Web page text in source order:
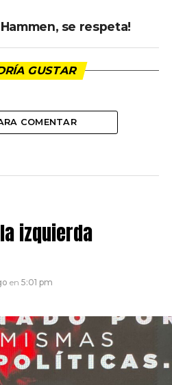
se respeta!
GUSTAR
COMENTAR
izquierda
en 5:01 pm